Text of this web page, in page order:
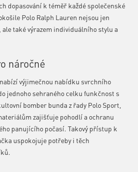
dopasování k téměř každé společenské
Polo Ralph Lauren nejsou jen
také výrazem individuálního stylu a
náročné
výjimečnou nabídku svrchního
jednoho sehraného celku funkčnost s
bomber bunda z řady Polo Sport,
zajišťuje pohodlí a ochranu
panujícího počasí. Takový přístup k
uspokojuje potřeby i těch